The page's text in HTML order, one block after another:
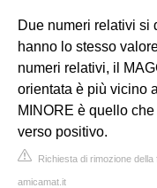
Due numeri relativi si
hanno lo stesso
numeri relativi, il
orientata è più vicino
MINORE è quello
verso positivo.
Richiesta di rimozione della
amicamat.it